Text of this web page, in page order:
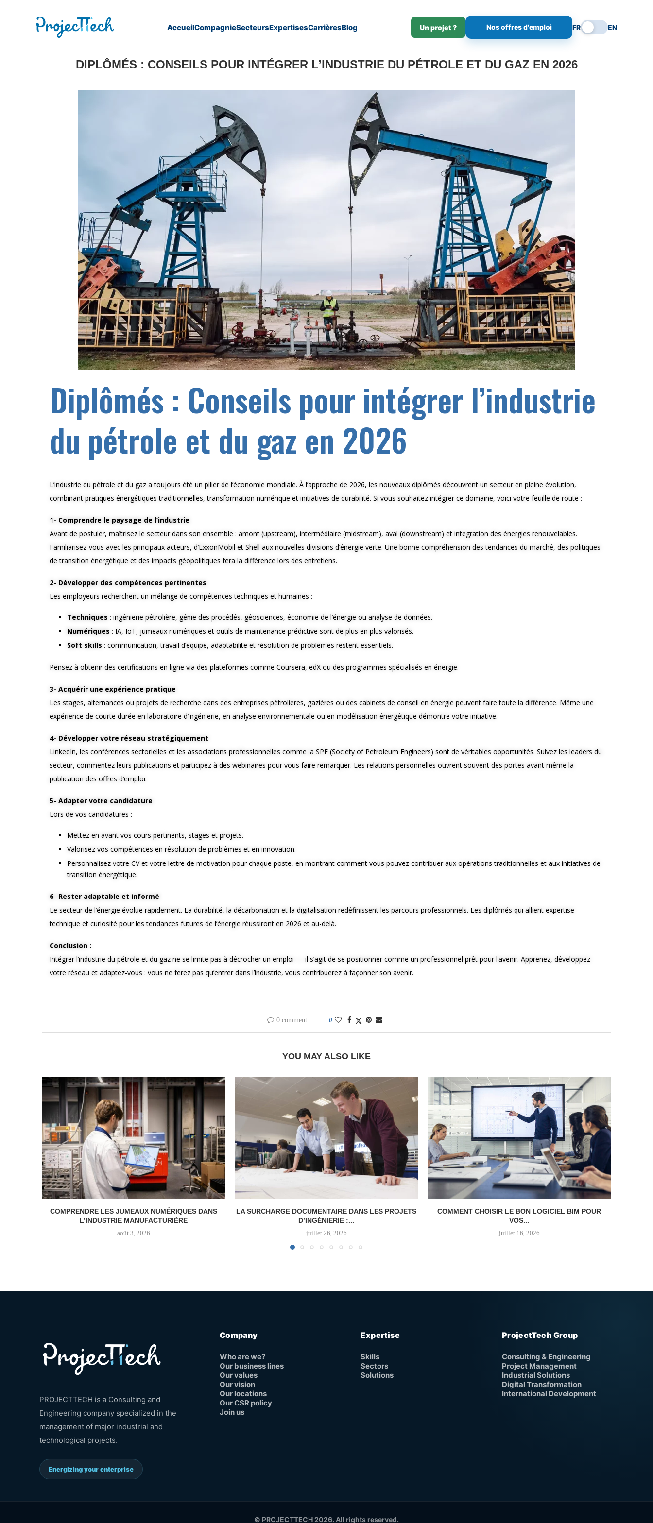
AccueilCompagnieSecteursExpertisesCarrièresBlog Un projet ? Nos offres d'emploi FR EN
DIPLÔMÉS : CONSEILS POUR INTÉGRER L’INDUSTRIE DU PÉTROLE ET DU GAZ EN 2026
Diplômés : Conseils pour intégrer l’industrie
du pétrole et du gaz en 2026
L’industrie du pétrole et du gaz a toujours été un pilier de l’économie mondiale. À l’approche de 2026, les nouveaux diplômés découvrent un secteur en pleine évolution,
combinant pratiques énergétiques traditionnelles, transformation numérique et initiatives de durabilité. Si vous souhaitez intégrer ce domaine, voici votre feuille de route :
1- Comprendre le paysage de l’industrie
Avant de postuler, maîtrisez le secteur dans son ensemble : amont (upstream), intermédiaire (midstream), aval (downstream) et intégration des énergies renouvelables.
Familiarisez-vous avec les principaux acteurs, d’ExxonMobil et Shell aux nouvelles divisions d’énergie verte. Une bonne compréhension des tendances du marché, des politiques
de transition énergétique et des impacts géopolitiques fera la différence lors des entretiens.
2- Développer des compétences pertinentes
Les employeurs recherchent un mélange de compétences techniques et humaines :
Techniques : ingénierie pétrolière, génie des procédés, géosciences, économie de l’énergie ou analyse de données.
Numériques : IA, IoT, jumeaux numériques et outils de maintenance prédictive sont de plus en plus valorisés.
Soft skills : communication, travail d’équipe, adaptabilité et résolution de problèmes restent essentiels.
Pensez à obtenir des certifications en ligne via des plateformes comme Coursera, edX ou des programmes spécialisés en énergie.
3- Acquérir une expérience pratique
Les stages, alternances ou projets de recherche dans des entreprises pétrolières, gazières ou des cabinets de conseil en énergie peuvent faire toute la différence. Même une
expérience de courte durée en laboratoire d’ingénierie, en analyse environnementale ou en modélisation énergétique démontre votre initiative.
4- Développer votre réseau stratégiquement
LinkedIn, les conférences sectorielles et les associations professionnelles comme la SPE (Society of Petroleum Engineers) sont de véritables opportunités. Suivez les leaders du
secteur, commentez leurs publications et participez à des webinaires pour vous faire remarquer. Les relations personnelles ouvrent souvent des portes avant même la
publication des offres d’emploi.
5- Adapter votre candidature
Lors de vos candidatures :
Mettez en avant vos cours pertinents, stages et projets.
Valorisez vos compétences en résolution de problèmes et en innovation.
Personnalisez votre CV et votre lettre de motivation pour chaque poste, en montrant comment vous pouvez contribuer aux opérations traditionnelles et aux initiatives de
transition énergétique.
6- Rester adaptable et informé
Le secteur de l’énergie évolue rapidement. La durabilité, la décarbonation et la digitalisation redéfinissent les parcours professionnels. Les diplômés qui allient expertise
technique et curiosité pour les tendances futures de l’énergie réussiront en 2026 et au-delà.
Conclusion :
Intégrer l’industrie du pétrole et du gaz ne se limite pas à décrocher un emploi — il s’agit de se positionner comme un professionnel prêt pour l’avenir. Apprenez, développez
votre réseau et adaptez-vous : vous ne ferez pas qu’entrer dans l’industrie, vous contribuerez à façonner son avenir.
0 comment 0
YOU MAY ALSO LIKE
COMPRENDRE LES JUMEAUX NUMÉRIQUES DANS
L’INDUSTRIE MANUFACTURIÈRE
août 3, 2026
LA SURCHARGE DOCUMENTAIRE DANS LES PROJETS
D’INGÉNIERIE :...
juillet 26, 2026
COMMENT CHOISIR LE BON LOGICIEL BIM POUR
VOS...
juillet 16, 2026
PROJECTTECH is a Consulting and
Engineering company specialized in the
management of major industrial and
technological projects.
Energizing your enterprise
Company
Who are we?
Our business lines
Our values
Our vision
Our locations
Our CSR policy
Join us
Expertise
Skills
Sectors
Solutions
ProjectTech Group
Consulting & Engineering
Project Management
Industrial Solutions
Digital Transformation
International Development
© PROJECTTECH 2026. All rights reserved.